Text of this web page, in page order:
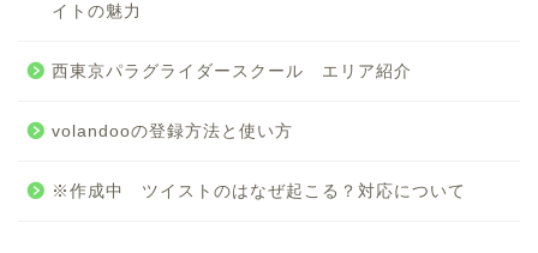
イトの魅力
西東京パラグライダースクール エリア紹介
volandooの登録方法と使い方
※作成中 ツイストのはなぜ起こる？対応について